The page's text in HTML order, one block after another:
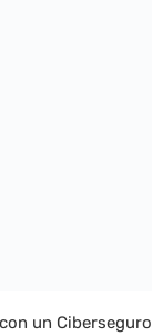
un Ciberseguro